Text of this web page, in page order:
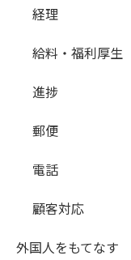
経理
給料・福利厚生
進捗
郵便
電話
顧客対応
外国人をもてなす